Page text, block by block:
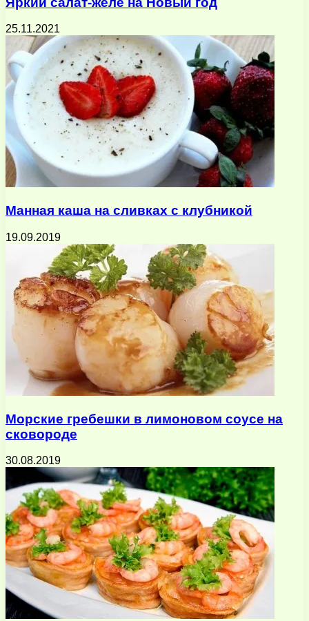
25.11.2021
Манная каша на сливках с клубникой
19.09.2019
Морские гребешки в лимоновом соусе на
сковороде
30.08.2019